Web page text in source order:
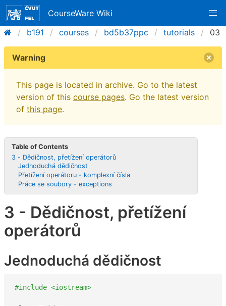
CourseWare Wiki
b191
courses bd5b37ppc tutorials 03
Warning
This page is located in archive. Go to the latest
version of this course pages. Go the latest version
of this page.
Table of Contents
3 - Dědičnost, přetížení operátorů
Jednoduchá dědičnost
Přetížení operátoru - komplexní čísla
Práce se soubory - exceptions
3 - Dědičnost, přetížení
operátorů
Jednoduchá dědičnost
#include <iostream>